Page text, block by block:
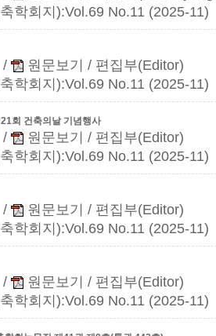
학회지):Vol.69 No.11 (2025-11)
/ 원문보기
/ 편집부(Editor)
학회지):Vol.69 No.11 (2025-11)
회 건축의날 기념행사
/ 원문보기
/ 편집부(Editor)
학회지):Vol.69 No.11 (2025-11)
/ 원문보기
/ 편집부(Editor)
학회지):Vol.69 No.11 (2025-11)
/ 원문보기
/ 편집부(Editor)
학회지):Vol.69 No.11 (2025-11)